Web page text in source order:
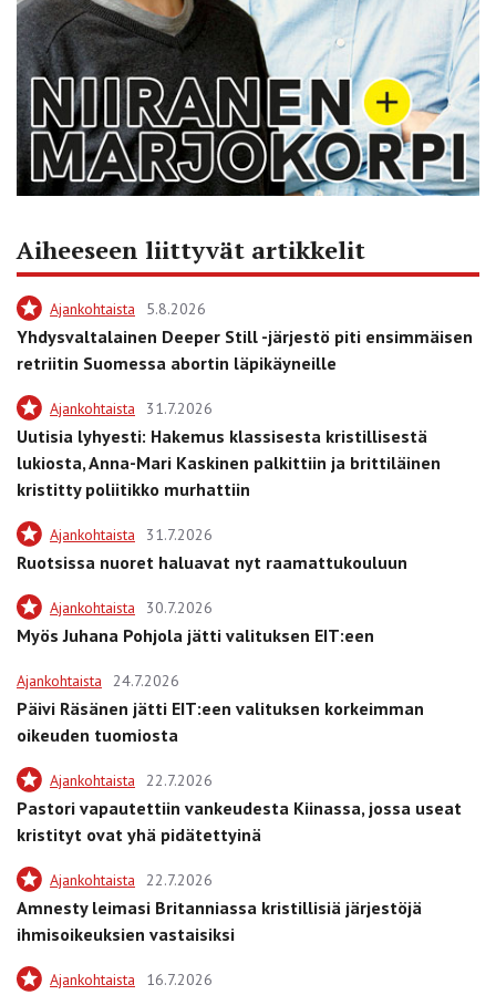
Aiheeseen liittyvät artikkelit
Ajankohtaista 5.8.2026
Yhdysvaltalainen Deeper Still -järjestö piti ensimmäisen
retriitin Suomessa abortin läpikäyneille
Ajankohtaista 31.7.2026
Uutisia lyhyesti: Hakemus klassisesta kristillisestä
lukiosta, Anna-Mari Kaskinen palkittiin ja brittiläinen
kristitty poliitikko murhattiin
Ajankohtaista 31.7.2026
Ruotsissa nuoret haluavat nyt raamattukouluun
Ajankohtaista 30.7.2026
Myös Juhana Pohjola jätti valituksen EIT:een
Ajankohtaista 24.7.2026
Päivi Räsänen jätti EIT:een valituksen korkeimman
oikeuden tuomiosta
Ajankohtaista 22.7.2026
Pastori vapautettiin vankeudesta Kiinassa, jossa useat
kristityt ovat yhä pidätettyinä
Ajankohtaista 22.7.2026
Amnesty leimasi Britanniassa kristillisiä järjestöjä
ihmisoikeuksien vastaisiksi
Ajankohtaista 16.7.2026